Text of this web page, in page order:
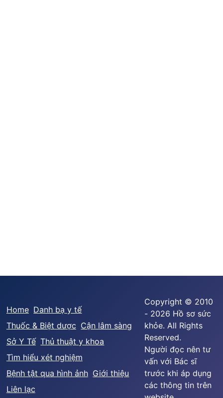
Home Danh bạ y tế
Thuốc & Biệt dược Cận lâm sàng
Sở Y Tế Thủ thuật y khoa
Tìm hiểu xét nghiệm
Bệnh tật qua hình ảnh Giới thiệu
Liên lạc
Copyright © 2010
- 2026 Hồ sơ sức
khỏe. All Rights
Reserved.
Người đọc nên tư
vấn với Bác sĩ
trước khi áp dụng
các thông tin trên